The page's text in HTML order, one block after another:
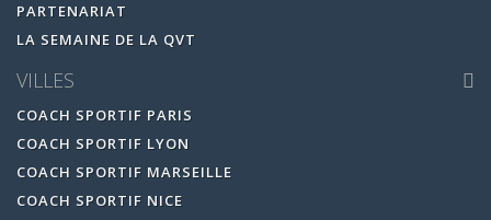
PARTENARIAT
LA SEMAINE DE LA QVT
VILLES
COACH SPORTIF PARIS
COACH SPORTIF LYON
COACH SPORTIF MARSEILLE
COACH SPORTIF NICE